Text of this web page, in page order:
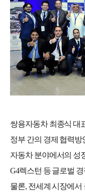
쌍용자동차 최종식 대
정부 간의 경제 협력
자동차 분야에서의 성
G4렉스턴 등 글로벌
물론, 전세계 시장에서